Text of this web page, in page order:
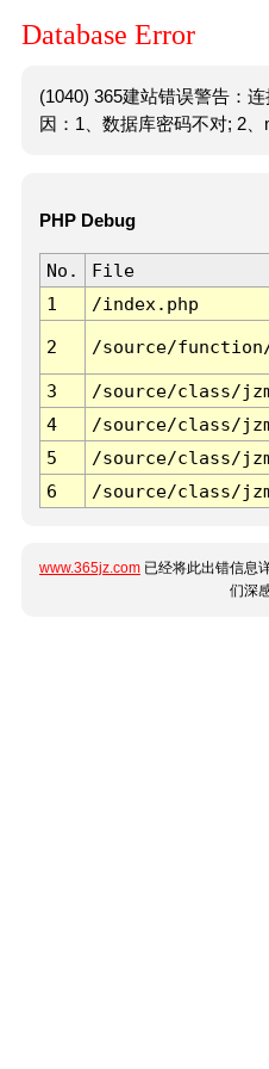
Database Error
(1040) 365建站错误警告：
因：1、数据库密码不对; 2、
PHP Debug
No. File
1
/index.php
2 /source/
3 /source/class/
4
/source/class/
5
/source/class/
6
/source/class/
www.365jz.com 已经将此出错信息
们深